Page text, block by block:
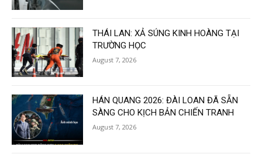
THÁI LAN: XẢ SÚNG KINH HOÀNG TẠI
TRƯỜNG HỌC
August 7, 2026
HÁN QUANG 2026: ĐÀI LOAN ĐÃ SẴN
SÀNG CHO KỊCH BẢN CHIẾN TRANH
August 7, 2026